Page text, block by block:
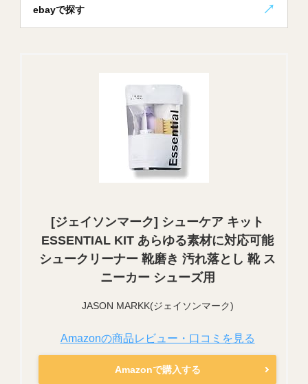
ebayで探す
[ジェイソンマーク] シューケア キット
ESSENTIAL KIT あらゆる素材に対応可能
シュークリーナー 靴磨き 汚れ落とし 靴 ス
ニーカー シューズ用
JASON MARKK(ジェイソンマーク)
Amazonの商品レビュー・口コミを見る
Amazonで購入する